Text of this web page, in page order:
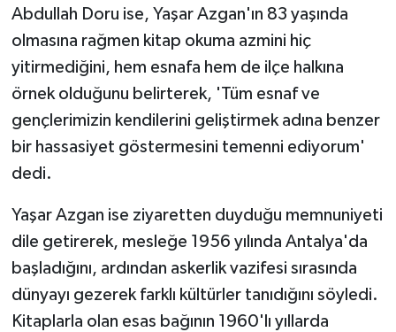
Abdullah Doru ise, Yaşar Azgan'ın 83 yaşında
olmasına rağmen kitap okuma azmini hiç
yitirmediğini, hem esnafa hem de ilçe halkına
örnek olduğunu belirterek, 'Tüm esnaf ve
gençlerimizin kendilerini geliştirmek adına benzer
bir hassasiyet göstermesini temenni ediyorum'
dedi.
Yaşar Azgan ise ziyaretten duyduğu memnuniyeti
dile getirerek, mesleğe 1956 yılında Antalya'da
başladığını, ardından askerlik vazifesi sırasında
dünyayı gezerek farklı kültürler tanıdığını söyledi.
Kitaplarla olan esas bağının 1960'lı yıllarda